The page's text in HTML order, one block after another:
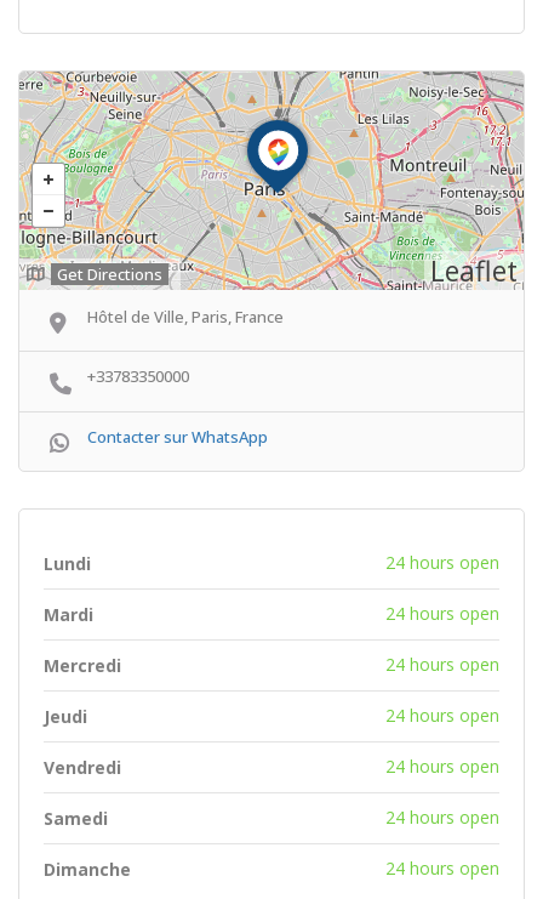
Leaflet
Get Directions
Hôtel de Ville, Paris, France
+33783350000
Contacter sur WhatsApp
Lundi 24 hours open
Mardi 24 hours open
Mercredi 24 hours open
Jeudi 24 hours open
Vendredi 24 hours open
Samedi 24 hours open
Dimanche 24 hours open